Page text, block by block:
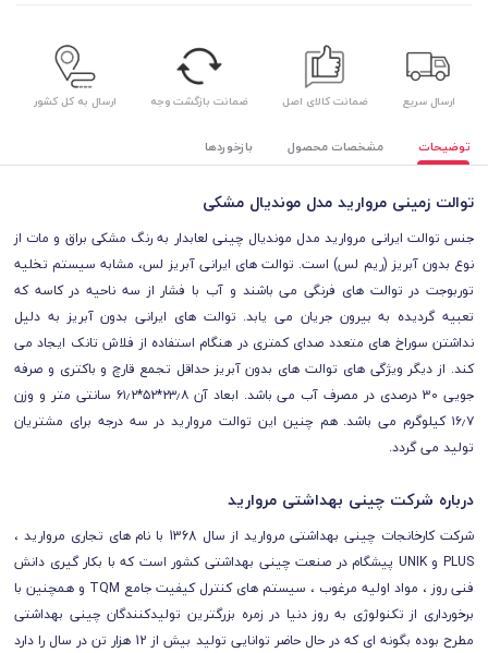
ارسال سریع ضمانت کالای اصل ضمانت بازگشت وجه ارسال به کل کشور
توضیحات مشخصات محصول بازخوردها
توالت زمینی مروارید مدل موندیال مشکی
جنس توالت ایرانی مروارید مدل موندیال چینی لعابدار به رنگ مشکی براق و مات از
نوع بدون آبریز (ریم لس) است. توالت های ایرانی آبریز لس، مشابه سیستم تخلیه
توربوجت در توالت های فرنگی می باشند و آب با فشار از سه ناحیه در کاسه که
تعبیه گردیده به بیرون جریان می یابد. توالت های ایرانی بدون آبریز به دلیل
نداشتن سوراخ های متعدد صدای کمتری در هنگام استفاده از فلاش تانک ایجاد می
کند. از دیگر ویژگی های توالت های بدون آبریز حداقل تجمع قارچ و باکتری و صرفه
جویی 30 درصدی در مصرف آب می باشد. ابعاد آن ۲۳٫۸*۵۲*۶۱٫۲ سانتی متر و وزن
۱۶٫۷ کیلوگرم می باشد. هم چنین این توالت مروارید در سه درجه برای مشتریان
تولید می گردد.
درباره شرکت چینی بهداشتی مروارید
شرکت کارخانجات چینی بهداشتی مروارید از سال 1368 با نام های تجاری مروارید ،
PLUS و UNIK پیشگام در صنعت چینی بهداشتی کشور است که با بکار گیری دانش
فنی روز ، مواد اولیه مرغوب ، سیستم های کنترل کیفیت جامع TQM و همچنین با
برخورداری از تکنولوژی به روز دنیا در زمره بزرگترین تولیدکنندگان چینی بهداشتی
مطرح بوده بگونه ای که در حال حاضر توانایی تولید بیش از 12 هزار تن در سال را دارد